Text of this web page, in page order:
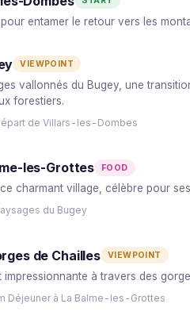
entamer le retour vers les
VIEWPOINT
vallonnés du Bugey, une
forestiers.
de Villars-les-Dombes
les-Grottes FOOD
charmant village, célèbre pour
du Bugey
de Chailles VIEWPOINT
impressionnante à travers des
Déjeuner à La Balme-les-Grottes